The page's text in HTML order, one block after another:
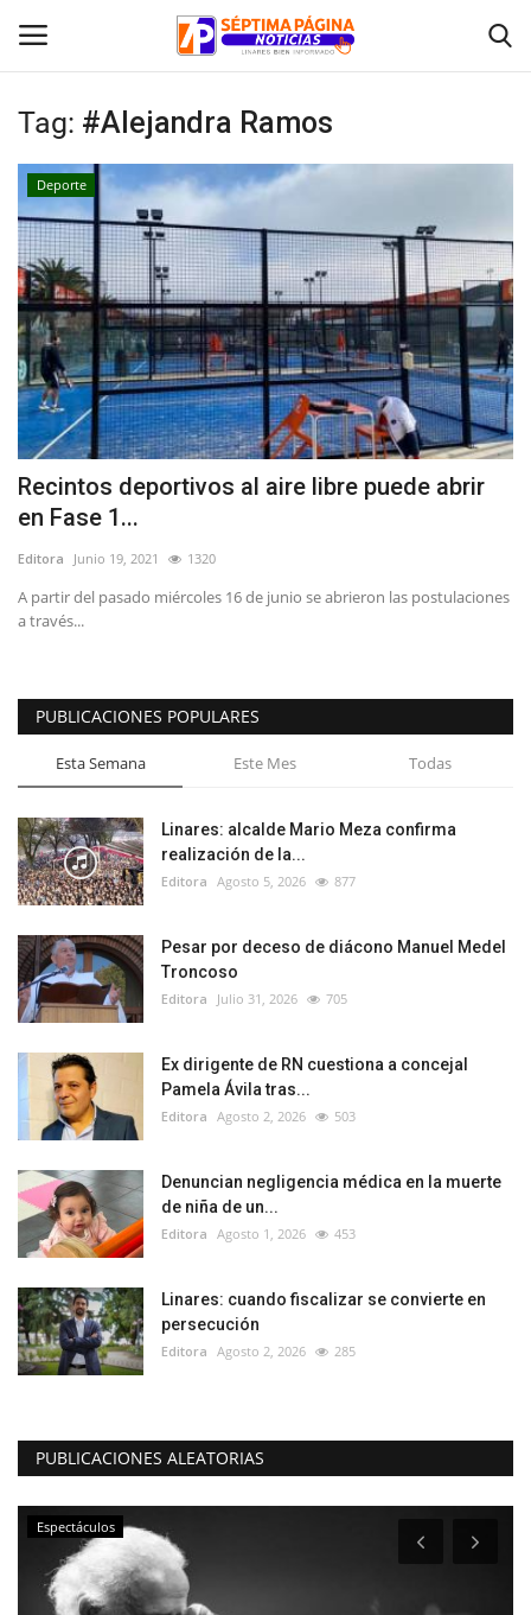
Inicio
Crónica
Policial
Tribunales
Deporte
Política
Espectáculos
Tag: #Alejandra Ramos
Deporte
Recintos deportivos al aire libre puede abrir
en Fase 1...
Editora Junio 19, 2021 1320
A partir del pasado miércoles 16 de junio se abrieron las postulaciones
a través...
PUBLICACIONES POPULARES
Esta Semana Este Mes Todas
Linares: alcalde Mario Meza confirma
realización de la...
Editora Agosto 5, 2026 877
Pesar por deceso de diácono Manuel Medel
Troncoso
Editora Julio 31, 2026 705
Ex dirigente de RN cuestiona a concejal
Pamela Ávila tras...
Editora Agosto 2, 2026 503
Denuncian negligencia médica en la muerte
de niña de un...
Editora Agosto 1, 2026 453
Linares: cuando fiscalizar se convierte en
persecución
Editora Agosto 2, 2026 285
PUBLICACIONES ALEATORIAS
Espectáculos